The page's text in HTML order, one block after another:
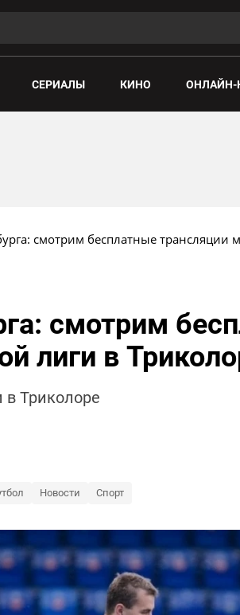
СЕРИАЛЫ КИНО ОНЛАЙН-
смотрим бесплатные трансляции
смотрим
лиги в
в Триколоре
Новости Спорт